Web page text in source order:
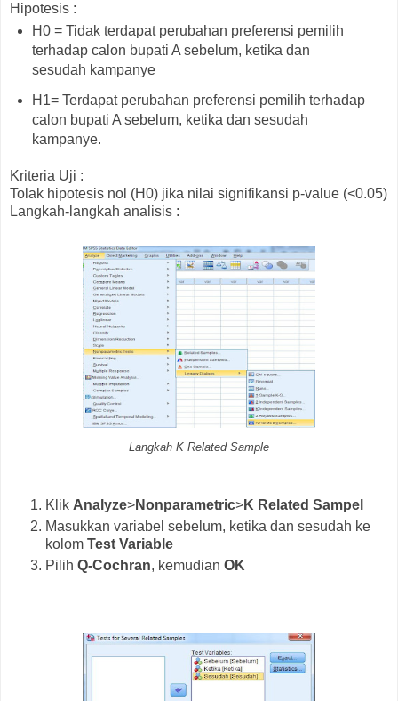
Hipotesis :
H0 = Tidak terdapat perubahan preferensi pemilih
terhadap calon bupati A sebelum, ketika dan
sesudah kampanye
H1= Terdapat perubahan preferensi pemilih terhadap
calon bupati A sebelum, ketika dan sesudah
kampanye.
Kriteria Uji :
Tolak hipotesis nol (H0) jika nilai signifikansi p-value (<0.05)
Langkah-langkah analisis :
Langkah K Related Sample
Klik Analyze>Nonparametric>K Related Sampel
Masukkan variabel sebelum, ketika dan sesudah ke
kolom Test Variable
Pilih Q-Cochran, kemudian OK